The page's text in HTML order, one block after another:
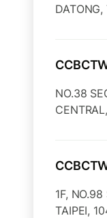
DATONG,
NO.38
1F,
TAIPEI,